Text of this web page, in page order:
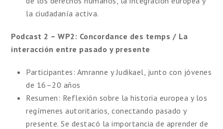
la ciudadanía activa.
Podcast 2 – WP2: Concordance des temps / La
interacción entre pasado y presente
Participantes: Amranne y Judikael, junto con jóvenes
de 16–20 años
Resumen: Reflexión sobre la historia europea y los
regímenes autoritarios, conectando pasado y
presente. Se destacó la importancia de aprender de